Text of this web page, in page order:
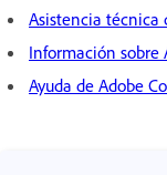
Asistencia técnica
Información sobre
Ayuda de Adobe